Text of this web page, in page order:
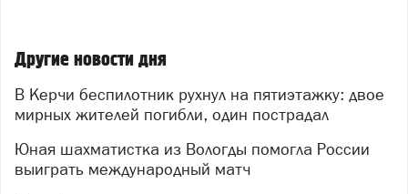
Другие новости дня
В Керчи беспилотник рухнул на пятиэтажку: двое
мирных жителей погибли, один пострадал
Юная шахматистка из Вологды помогла России
выиграть международный матч